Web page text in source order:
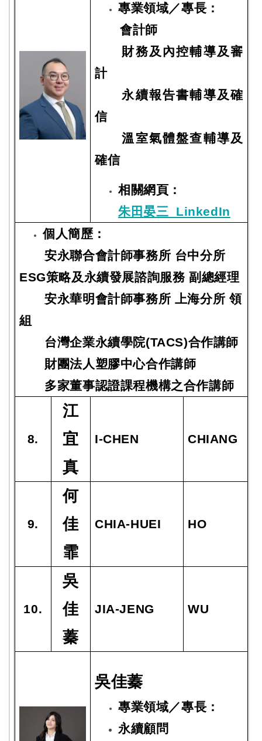
專業領域／專長：
會計師
財務及內控輔導及審
計
永續報告書輔導及確
信
溫室氣體盤查輔導及
確信
相關網頁：
朱田晏三_LinkedIn
個人簡歷：
安永聯合會計師事務所 台中分所
ESG策略及永續發展諮詢服務 副總經理
安永華明會計師事務所 上海分所 領
組
台灣企業永續學院(TACS)合作講師
財團法人塑膠中心合作講師
多家董事認證課程機構之合作講師
8.
江
宜
真
I-CHEN CHIANG
9.
何
佳
霏
CHIA-HUEI HO
10.
吳
佳
蓁
JIA-JENG WU
吳佳蓁
專業領域／專長：
永續顧問